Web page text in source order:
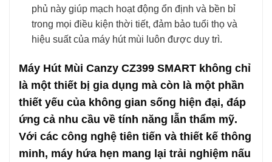
phủ này giúp mạch hoạt động ổn định và bền bỉ
trong mọi điều kiện thời tiết, đảm bảo tuổi thọ và
hiệu suất của máy hút mùi luôn được duy trì.
Máy Hút Mùi Canzy CZ399 SMART không chỉ
là một thiết bị gia dụng mà còn là một phần
thiết yếu của không gian sống hiện đại, đáp
ứng cả nhu cầu về tính năng lẫn thẩm mỹ.
Với các công nghệ tiên tiến và thiết kế thông
minh, máy hứa hẹn mang lại trải nghiệm nấu